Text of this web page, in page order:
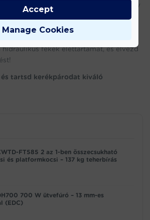
országúti kerékpárosról vagy
kerékpár fék légtelenítő készlet
kerékpár karbantartó
Javítsd a fékrendszer teljesítményét,
fékek élettartamát, és élvezd
tartsd kerékpárodat kiváló
FT585 2 az 1-ben összecsukható
és platformkocsi – 137 kg teherbírás
700 W ütvefúró – 13 mm-es
(EDC)
Manage Cookies
Accept